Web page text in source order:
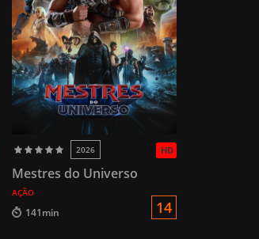
HD
2026
Mestres do Universo
AÇÃO
141min 14